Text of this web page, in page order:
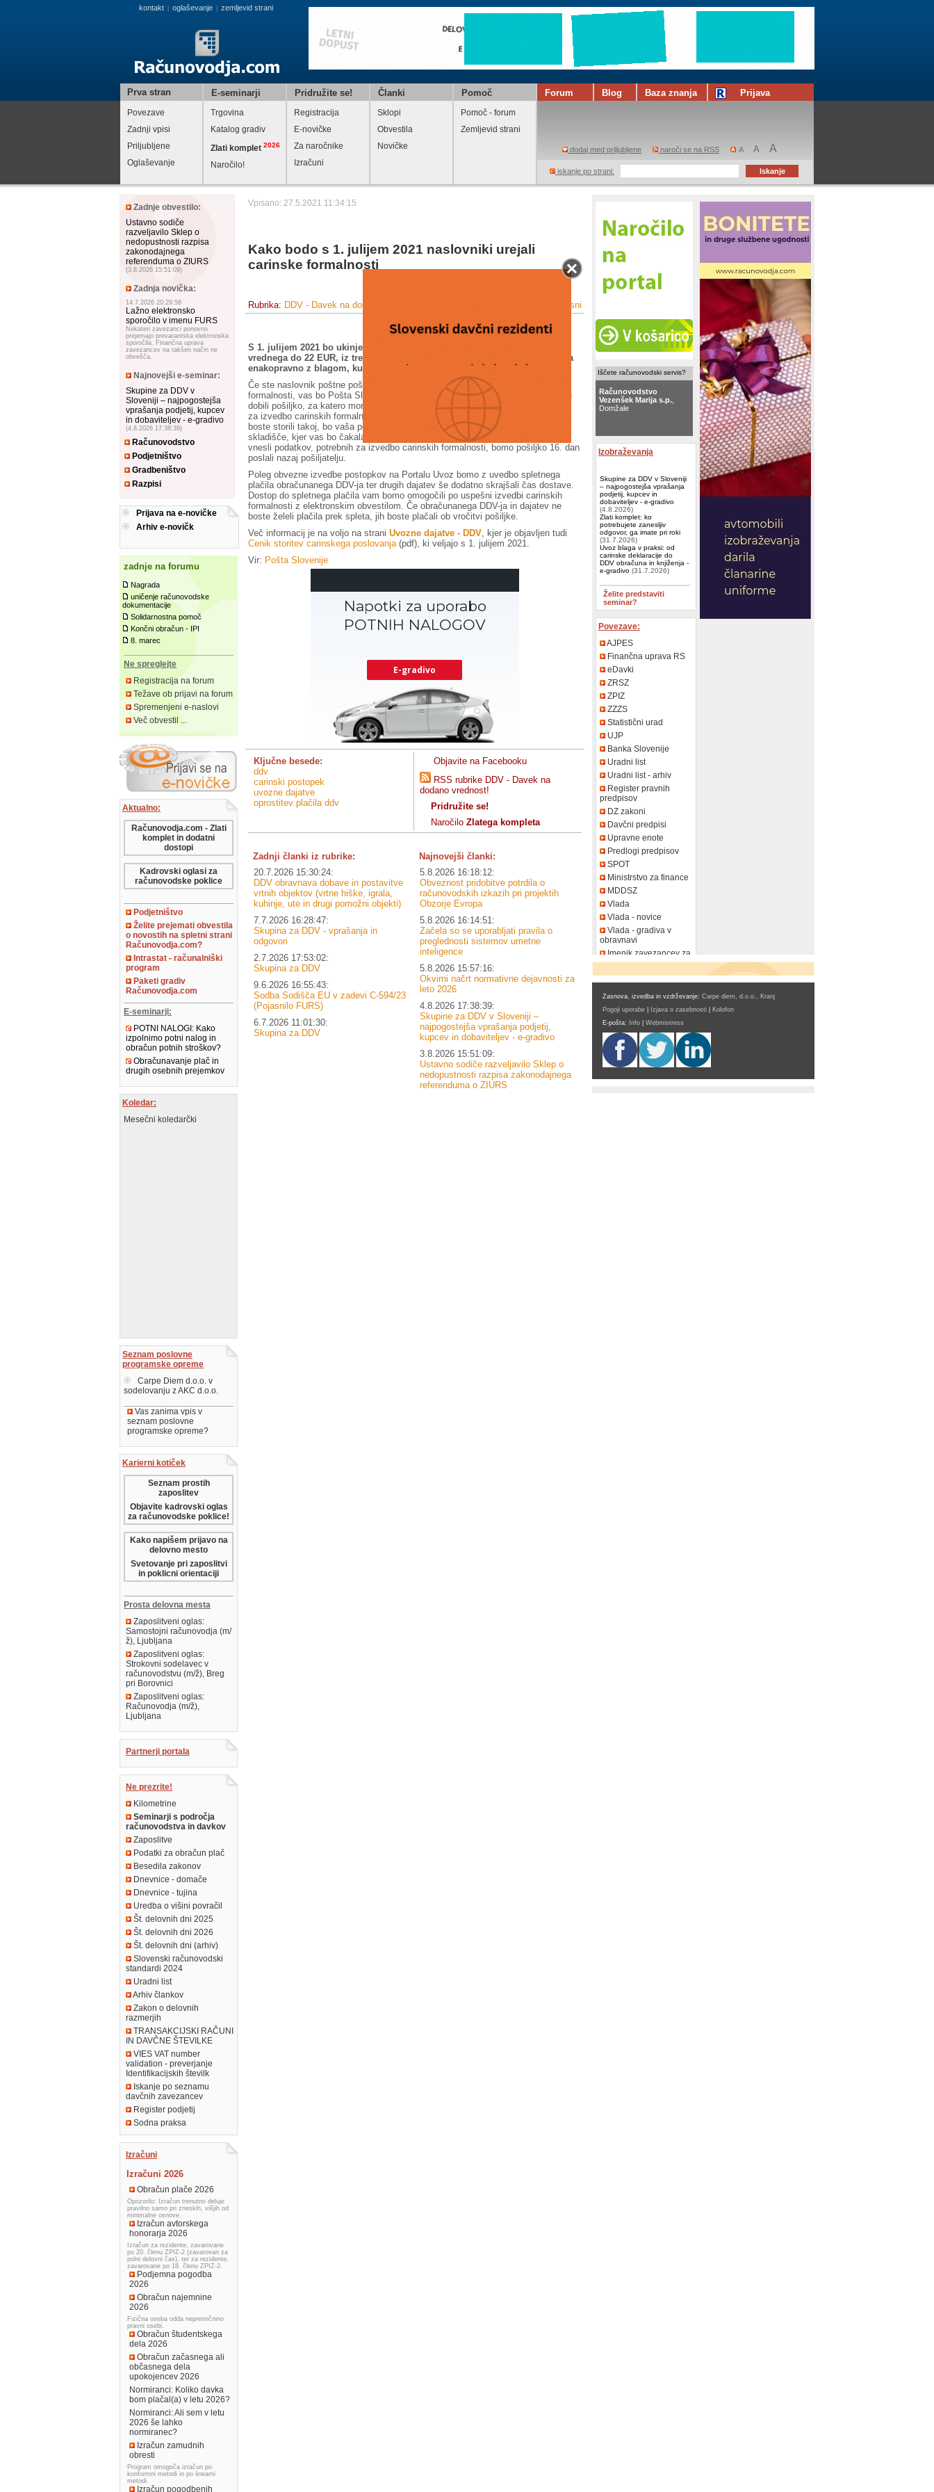
kontakt oglaševanje zemljevid strani
Prva stran E-seminarji Pridružite se! Članki Pomoč Forum Blog Baza znanja Prijava
Povezave
Zadnji vpisi
Priljubljene
Oglaševanje
Trgovina
Katalog gradiv
Zlati komplet 2026
Naročilo!
Registracija
E-novičke
Za naročnike
Izračuni
Sklopi
Obvestila
Novičke
Pomoč - forum
Zemljevid strani
dodaj med priljubljene naroči se na RSS A A A
iskanje po strani:
Zadnje obvestilo:
Ustavno sodiče
razveljavilo Sklep o
nedopustnosti razpisa
zakonodajnega
referenduma o ZIURS
(3.8.2026 15:51:09)
Zadnja novička:
14.7.2026 20:29:58
Lažno elektronsko
sporočilo v imenu FURS
Nekateri zavezanci ponovno
prejemajo prevarantska elektronska
sporočila. Finančna uprava
zavezancev na takšen način ne
obvešča.
Najnovejši e-seminar:
Skupine za DDV v
Sloveniji – najpogostejša
vprašanja podjetij, kupcev
in dobaviteljev - e-gradivo
(4.8.2026 17:38:39)
Računovodstvo
Podjetništvo
Gradbeništvo
Razpisi
Prijava na e-novičke
Arhiv e-novičk
zadnje na forumu
Nagrada
uničenje računovodske
dokumentacije
Solidarnostna pomoč
Končni obračun - IPI
8. marec
Ne spreglejte
Registracija na forum
Težave ob prijavi na forum
Spremenjeni e-naslovi
Več obvestil ...
Aktualno:
Računovodja.com - Zlati
komplet in dodatni
dostopi
Kadrovski oglasi za
računovodske poklice
Podjetništvo
Želite prejemati obvestila
o novostih na spletni strani
Računovodja.com?
Intrastat - računalniški
program
Paketi gradiv
Računovodja.com
E-seminarji:
POTNI NALOGI: Kako
izpolnimo potni nalog in
obračun potnih stroškov?
Obračunavanje plač in
drugih osebnih prejemkov
Koledar:
Mesečni koledarčki
Seznam poslovne
programske opreme
Carpe Diem d.o.o. v
sodelovanju z AKC d.o.o.
Vas zanima vpis v
seznam poslovne
programske opreme?
Karierni kotiček
Seznam prostih
zaposlitev
Objavite kadrovski oglas
za računovodske poklice!
Kako napišem prijavo na
delovno mesto
Svetovanje pri zaposlitvi
in poklicni orientaciji
Prosta delovna mesta
Zaposlitveni oglas:
Samostojni računovodja (m/
ž), Ljubljana
Zaposlitveni oglas:
Strokovni sodelavec v
računovodstvu (m/ž), Breg
pri Borovnici
Zaposlitveni oglas:
Računovodja (m/ž),
Ljubljana
Partnerji portala
Ne prezrite!
Kilometrine
Seminarji s področja
računovodstva in davkov
Zaposlitve
Podatki za obračun plač
Besedila zakonov
Dnevnice - domače
Dnevnice - tujina
Uredba o višini povračil
Št. delovnih dni 2025
Št. delovnih dni 2026
Št. delovnih dni (arhiv)
Slovenski računovodski
standardi 2024
Uradni list
Arhiv člankov
Zakon o delovnih
razmerjih
TRANSAKCIJSKI RAČUNI
IN DAVČNE ŠTEVILKE
VIES VAT number
validation - preverjanje
Identifikacijskih številk
Iskanje po seznamu
davčnih zavezancev
Register podjetij
Sodna praksa
Izračuni
Izračuni 2026
Obračun plače 2026
Opozorilo: Izračun trenutno deluje
pravilno samo pri zneskih, višjih od
minimalne osnove.
Izračun avtorskega
honorarja 2026
Izračun za rezidente, zavarovane
po 20. členu ZPIZ-2 (zavarovan za
polni delovni čas), ter za rezidente,
zavarovane po 18. členu ZPIZ-2.
Podjemna pogodba
2026
Obračun najemnine
2026
Fizična oseba odda nepremičnino
pravni osebi.
Obračun študentskega
dela 2026
Obračun začasnega ali
občasnega dela
upokojencev 2026
Normiranci: Koliko davka
bom plačal(a) v letu 2026?
Normiranci: Ali sem v letu
2026 še lahko
normiranec?
Izračun zamudnih
obresti
Program omogoča izračun po
konformni metodi in po linearni
metodi.
Izračun pogodbenih
Vpisano: 27.5.2021 11:34:15
Kako bodo s 1. julijem 2021 naslovniki urejali
carinske formalnosti
Rubrika: DDV - Davek na dodano vrednost Natisni
S 1. julijem 2021 bo ukinjena oprostitev plačila DDV-ja za uvoz blaga,
vrednega do 22 EUR, iz tretjih držav. Blago, kupljeno v EU, bo glede DDV-ja
enakopravno z blagom, kupljenim v tretjih državah in uvoženim v EU.
​Če ste naslovnik poštne pošiljke, za katero je obvezna izvedba carinskih
formalnosti, vas bo Pošta Slovenije obvestila (elektronsko ali po pošti), da boste
dobili pošiljko, za katero morate na
Portalu Uvozizpolniti vse potrebne podatke
za izvedbo carinskih formalnosti za sprostitev blaga v prosti promet. Če tega ne
boste storili takoj, bo vaša pošiljka ob prispetju v Slovenijo predana v začasno
skladišče, kjer vas bo čakala 15 dni. Če v tem času na Portalu Uvoz ne boste
vnesli podatkov, potrebnih za izvedbo carinskih formalnosti, bomo pošiljko 16. dan
poslali nazaj pošiljatelju.
Poleg obvezne izvedbe postopkov na Portalu Uvoz bomo z uvedbo spletnega
plačila obračunanega DDV-ja ter drugih dajatev še dodatno skrajšali čas dostave.
Dostop do spletnega plačila vam bomo omogočili po uspešni izvedbi carinskih
formalnosti z elektronskim obvestilom. Če obračunanega DDV-ja in dajatev ne
boste želeli plačila prek spleta, jih boste plačali ob vročitvi pošiljke.
Več informacij je na voljo na strani Uvozne dajatve - DDV , kjer je objavljen tudi
Cenik storitev carinskega poslovanja (pdf), ki veljajo s 1. julijem 2021.
Vir: Pošta Slovenije
Ključne besede:
ddv
carinski postopek
uvozne dajatve
oprostitev plačila ddv
Objavite na Facebooku
RSS rubrike DDV - Davek na
dodano vrednost!
Pridružite se!
Naročilo Zlatega kompleta
Zadnji članki iz rubrike:
20.7.2026 15:30:24:
DDV obravnava dobave in postavitve
vrtnih objektov (vrtne hiške, igrala,
kuhinje, ute in drugi pomožni objekti)
7.7.2026 16:28:47:
Skupina za DDV - vprašanja in
odgovori
2.7.2026 17:53:02:
Skupina za DDV
9.6.2026 16:55:43:
Sodba Sodišča EU v zadevi C-594/23
(Pojasnilo FURS)
6.7.2026 11:01:30:
Skupina za DDV
Najnovejši članki:
5.8.2026 16:18:12:
Obveznost pridobitve potrdila o
računovodskih izkazih pri projektih
Obzorje Evropa
5.8.2026 16:14:51:
Začela so se uporabljati pravila o
preglednosti sistemov umetne
inteligence
5.8.2026 15:57:16:
Okvirni načrt normativne dejavnosti za
leto 2026
4.8.2026 17:38:39:
Skupine za DDV v Sloveniji –
najpogostejša vprašanja podjetij,
kupcev in dobaviteljev - e-gradivo
3.8.2026 15:51:09:
Ustavno sodiče razveljavilo Sklep o
nedopustnosti razpisa zakonodajnega
referenduma o ZIURS
Iščete računovodski servis?
Računovodstvo
Vezenšek Marija s.p.
Domžale
Izobraževanja
Skupine za DDV v Sloveniji
– najpogostejša vprašanja
podjetij, kupcev in
dobaviteljev - e-gradivo
(4.8.2026)
Zlati komplet: ko
potrebujete zanesljiv
odgovor, ga imate pri roki
(31.7.2026)
Uvoz blaga v praksi: od
carinske deklaracije do
DDV obračuna in knjiženja -
e-gradivo (31.7.2026)
Želite predstaviti
seminar?
Povezave:
AJPES
Finančna uprava RS
eDavki
ZRSZ
ZPIZ
ZZZS
Statistični urad
UJP
Banka Slovenije
Uradni list
Uradni list - arhiv
Register pravnih
predpisov
DZ zakoni
Davčni predpisi
Upravne enote
Predlogi predpisov
SPOT
Ministrstvo za finance
MDDSZ
Vlada
Vlada - novice
Vlada - gradiva v
obravnavi
Imenik zavezancev za
DDV
Zasnova, izvedba in vzdrževanje: Carpe diem, d.o.o., Kranj
Pogoji uporabe
Izjava o zasebnosti
Kolofon
E-pošta:
Info Webmistress